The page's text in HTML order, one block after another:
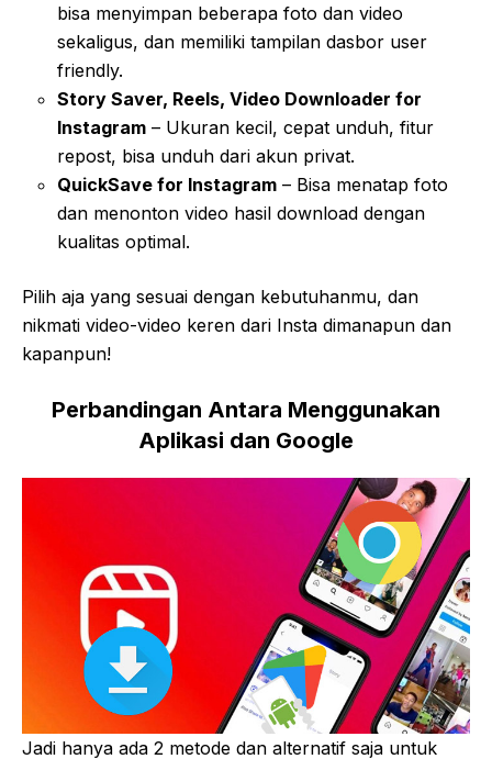
bisa menyimpan beberapa foto dan video
sekaligus, dan memiliki tampilan dasbor user
friendly.
Story Saver, Reels, Video Downloader for
Instagram – Ukuran kecil, cepat unduh, fitur
repost, bisa unduh dari akun privat.
QuickSave for Instagram – Bisa menatap foto
dan menonton video hasil download dengan
kualitas optimal.
Pilih aja yang sesuai dengan kebutuhanmu, dan
nikmati video-video keren dari Insta dimanapun dan
kapanpun!
Perbandingan Antara Menggunakan
Aplikasi dan Google
Jadi hanya ada 2 metode dan alternatif saja untuk